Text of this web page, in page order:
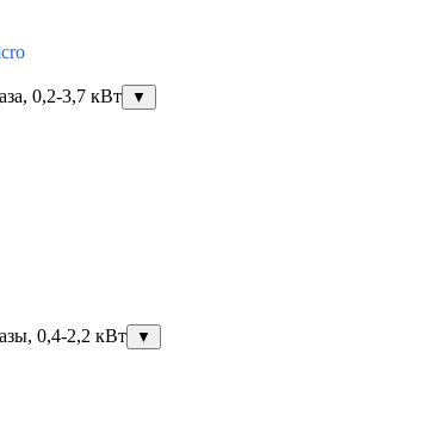
0,2-3,7 кВт
▼
0,4-2,2 кВт
▼